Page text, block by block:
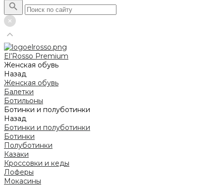
El’Rosso Premium
Женская обувь
Назад
Женская обувь
Балетки
Ботильоны
Ботинки и полуботинки
Назад
Ботинки и полуботинки
Ботинки
Полуботинки
Казаки
Кроссовки и кеды
Лоферы
Мокасины